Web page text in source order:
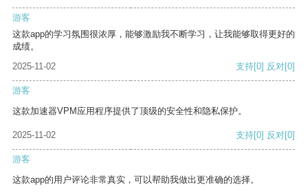
游客
这款app的学习氛围很浓厚，能够激励我不断学习，让我能够取得更好的
成绩。
2025-11-02
支持[0] 反对[0]
游客
这款加速器VPM应用程序提供了顶级的安全性和隐私保护。
2025-11-02 支持[0] 反对[0]
游客
这款app的用户评论非常真实，可以帮助我做出更准确的选择。